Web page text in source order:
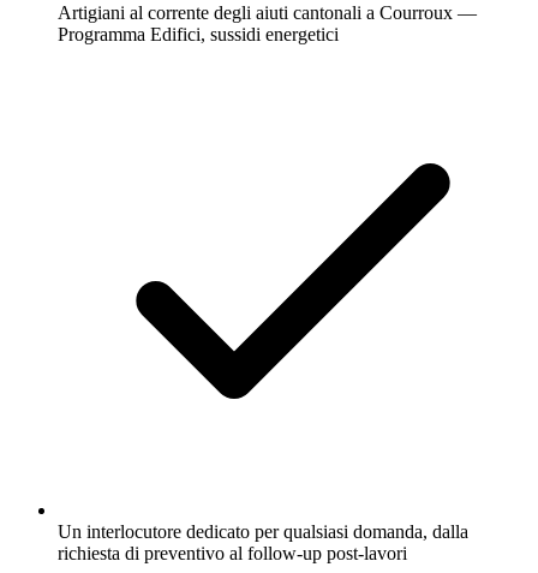
Artigiani al corrente degli aiuti cantonali a Courroux —
Programma Edifici, sussidi energetici
Un interlocutore dedicato per qualsiasi domanda, dalla
richiesta di preventivo al follow-up post-lavori